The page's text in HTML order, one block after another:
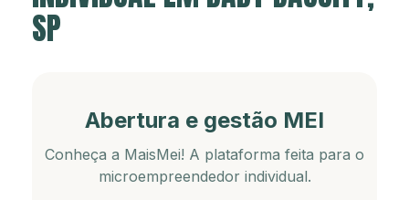
SP
Abertura e gestão MEI
Conheça a MaisMei! A plataforma feita para o
microempreendedor individual.